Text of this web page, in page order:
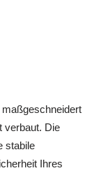
verbaut. Die
stabile
Ihres